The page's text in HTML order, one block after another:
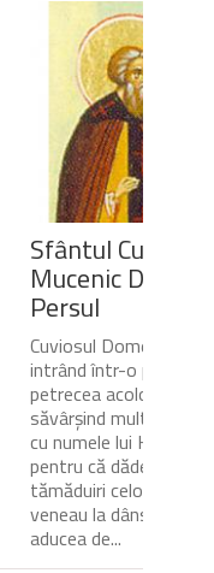
Sfântul Cuvios
Mucenic
Persul
Cuviosul Dometie
intrând într-o peșteră,
petrecea acolo
săvârșind multe minuni
cu numele lui Hristos,
pentru că dădea
tămăduiri celor ce
veneau la dânsul și îi
aducea de...